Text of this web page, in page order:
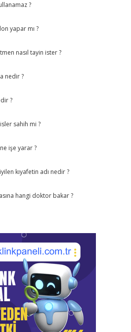
?
yapar mı ?
nasıl tayin ister ?
nedir ?
?
sahih mi ?
işe yarar ?
kıyafetin adı nedir ?
hangi doktor bakar ?